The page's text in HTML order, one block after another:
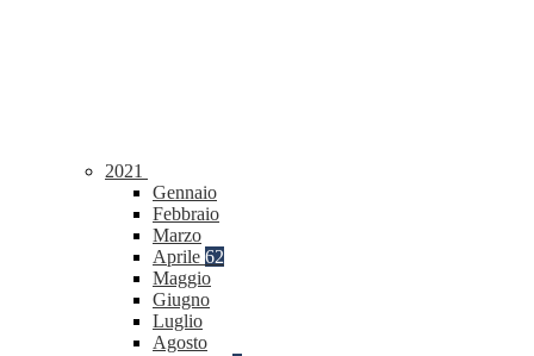
2021
Gennaio
Febbraio
Marzo
Aprile 62
Maggio
Giugno
Luglio
Agosto